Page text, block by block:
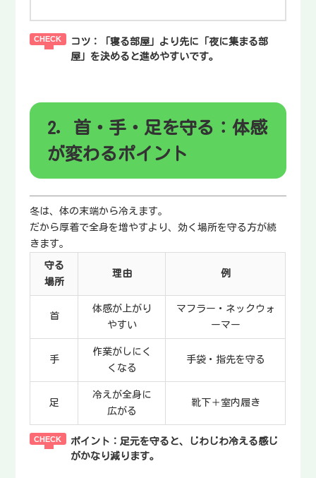
コツ：
「寝る部屋」より先に「夜に集まる部
屋」を決めると進めやすいです。
2. 首・手・足を守る：体感
が変わるポイント
冬は、体の末端から冷えます。
だから厚着で全身を増やすより、効く場所を守る方が続
きます。
守る
場所
理由 例
首
体感が上がり
やすい
マフラー・ネックウォ
ーマー
手
作業がしにく
くなる
手袋・指先を守る
足
冷えが全身に
広がる
靴下＋室内履き
ポイント： 足元を守ると、じわじわ冷える感じ
がかなり減ります。